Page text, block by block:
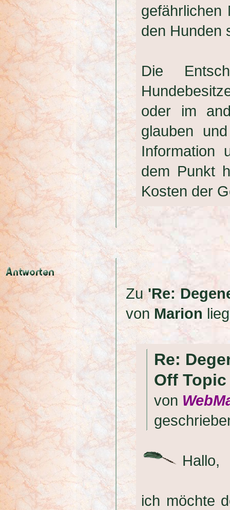
gefährlichen
den Hunden
Die
oder im
glauben
Information
dem Punkt
Kosten der
Zu'Re:
vonMarion
Re:
Off Topic
von
Hallo,
ich möchte